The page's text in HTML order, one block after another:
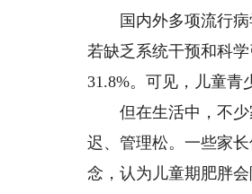
国内外多项流行病学
若缺乏系统干预和科
31.8%。可见，儿童青
但在生活中，不少
迟、管理松。一些家
念，认为儿童期肥胖